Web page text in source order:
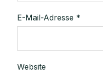
E-Mail-Adresse *
Website